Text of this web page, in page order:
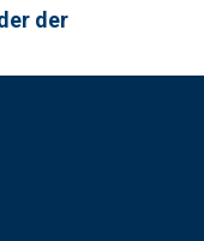
der